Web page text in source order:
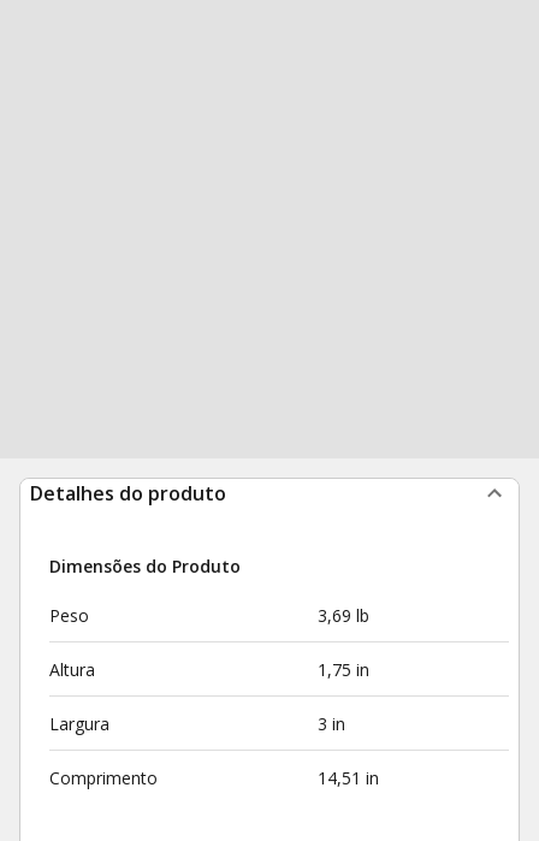
Detalhes do produto
Dimensões do Produto
Peso 3,69 lb
Altura 1,75 in
Largura 3 in
Comprimento 14,51 in